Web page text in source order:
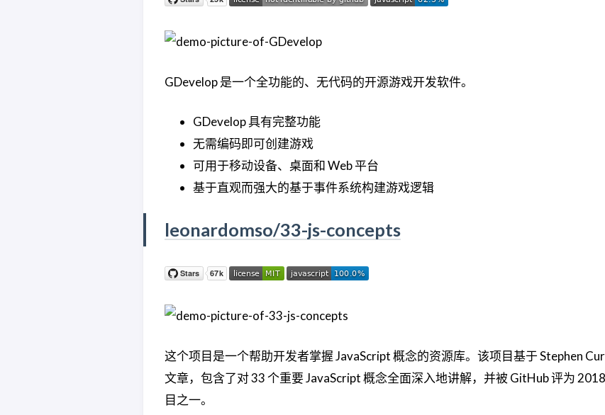
GDevelop 是一个全功能的、无代码的开源游戏开发软件。
GDevelop 具有完整功能
无需编码即可创建游戏
可用于移动设备、桌面和 Web 平台
基于直观而强大的基于事件系统构建游戏逻辑
leonardomso/33-js-concepts
这个项目是一个帮助开发者掌握 JavaScript 概念的资源库。该项目基于 Stephen
文章，包含了对 33 个重要 JavaScript 概念全面深入地讲解，并被 GitHub 评为
目之一。